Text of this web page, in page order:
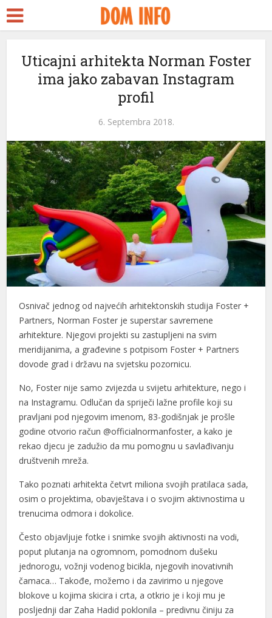
Uticajni arhitekta Norman Foster
ima jako zabavan Instagram
profil
6. Septembra 2018.
Osnivač jednog od najvećih arhitektonskih studija Foster +
Partners, Norman Foster je superstar savremene
arhitekture. Njegovi projekti su zastupljeni na svim
meridijanima, a građevine s potpisom Foster + Partners
dovode grad i državu na svjetsku pozornicu.
No, Foster nije samo zvijezda u svijetu arhitekture, nego i
na Instagramu. Odlučan da spriječi lažne profile koji su
pravljani pod njegovim imenom, 83-godišnjak je prošle
godine otvorio račun @officialnormanfoster, a kako je
rekao djecu je zadužio da mu pomognu u savlađivanju
društvenih mreža.
Tako poznati arhitekta četvrt miliona svojih pratilaca sada,
osim o projektima, obavještava i o svojim aktivnostima u
trenucima odmora i dokolice.
Često objavljuje fotke i snimke svojih aktivnosti na vodi,
poput plutanja na ogromnom, pomodnom dušeku
jednorogu, vožnji vodenog bicikla, njegovih inovativnih
čamaca… Takođe, možemo i da zavirimo u njegove
blokove u kojima skicira i crta, a otkrio je i koji mu je
posljednji dar Zaha Hadid poklonila – predivnu činiju za